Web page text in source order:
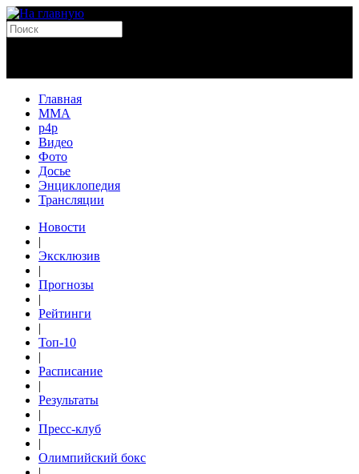
Главная
MMA
p4p
Видео
Фото
Досье
Энциклопедия
Трансляции
Новости
|
Эксклюзив
|
Прогнозы
|
Рейтинги
|
Топ-10
|
Расписание
|
Результаты
|
Пресс-клуб
|
Олимпийский бокс